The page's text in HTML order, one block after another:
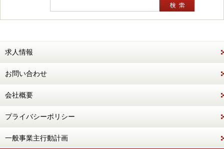
求人情報
お問い合わせ
会社概要
プライバシーポリシー
一般事業主行動計画